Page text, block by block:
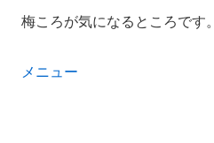
梅ころが気になるところです。
メニュー